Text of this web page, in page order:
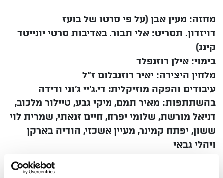
מחזה: מעין אבן (על פי סרטו של בועז
דויזדון. תסריט: אלי תבור. באדיבות סרטי יונייטד
קינג)
בימוי: אילן רוזנפלד
מלחין היצירה: יאיר רוזנבלום ז"ל
עיבודים והפקה מוזיקלית: די.ג'יי ג'וני ודידה
בהשתתפות: מאיר תמם, מיקי גבע, טיילור מלכוב,
דניאל מורשת, שלומי יפרח, חיים זנאתי, שמרית לוי
ששון, יפתח קמינר, מעיין אשכזי, הודיה בארקן
ויהלי גבאי
קומדיה מצחיקה, נוסטלגית ומרגשת עם כל